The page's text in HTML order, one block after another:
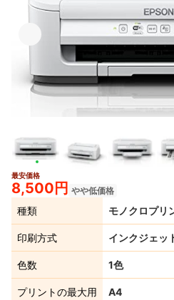
最安価格
8,500円 やや低価格
種類 モノクロプリ
印刷方式 インクジェッ
色数 1色
プリントの最大用
A4